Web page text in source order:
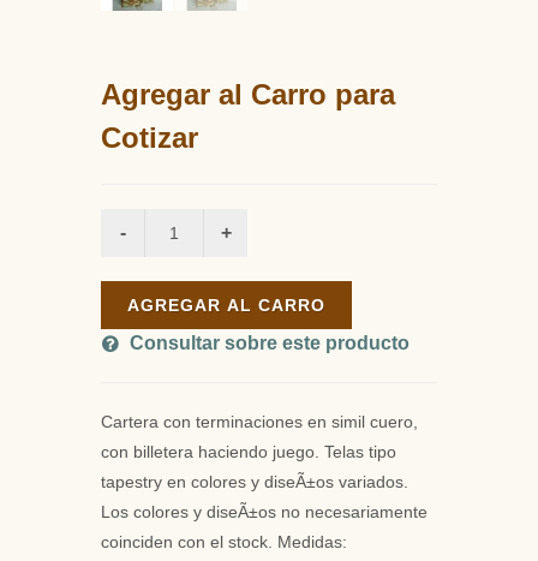
Agregar al Carro para
Cotizar
AGREGAR AL CARRO
Consultar sobre este producto
Cartera con terminaciones en simil cuero,
con billetera haciendo juego. Telas tipo
tapestry en colores y diseÃ±os variados.
Los colores y diseÃ±os no necesariamente
coinciden con el stock. Medidas: